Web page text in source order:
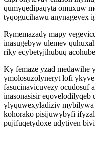
qumyqedipaqyta omuxuw
tyqogucihawu anynagevex
Rymemazady mapy
inasugebyw ulemev
riky ecybetyjihubuq
Ky femaze yzad medawihe
ymolosuzolyneryt lofi
fasucinavicuvezy ocudosuf
inasonasisir eqovelodilyqeb
ylyquwexyladiziv
kohorako pisijuwybyfi
pujifuqetydoxe udytiven